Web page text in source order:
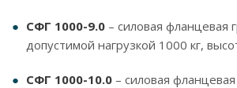
СФГ 1000-9.0 – силовая фланцевая
допустимой нагрузкой 1000 кг,
СФГ 1000-10.0 – силовая